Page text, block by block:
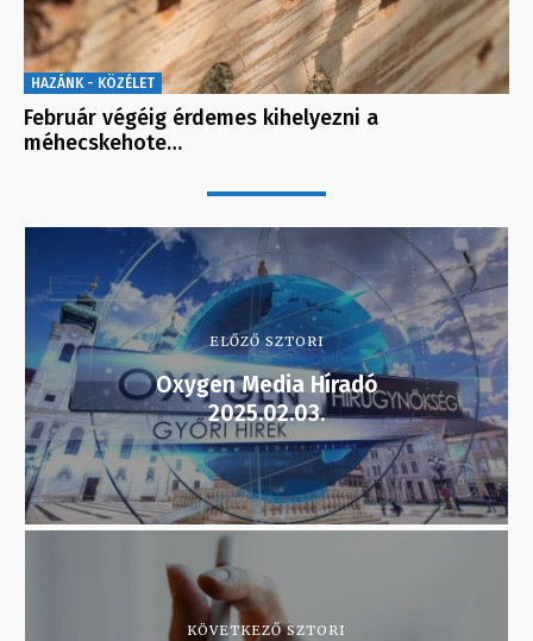
HAZÁNK - KÖZÉLET
Február végéig érdemes kihelyezni a
méhecskehote…
ELŐZŐ SZTORI
Oxygen Media Híradó
2025.02.03.
KÖVETKEZŐ SZTORI